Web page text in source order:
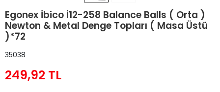
Egonex İbico İ12-258 Balance Balls ( Orta )
Newton & Metal Denge Topları ( Masa Üstü
)*72
35038
249,92 TL